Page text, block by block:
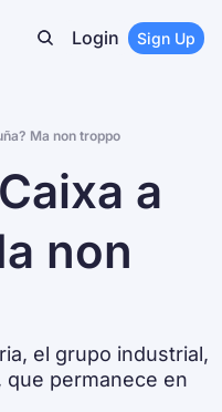
Login Sign Up
Ma non troppo
a
non
el grupo industrial,
que permanece en